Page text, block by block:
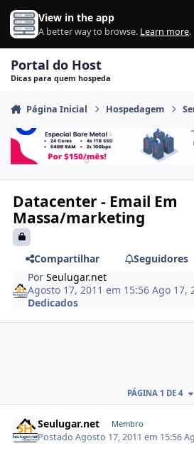
Ir para conteúdo
View in the app
A better way to browse. Learn more.
Portal do Host
Dicas para quem hospeda
Página Inicial Hospedagem
Datacenter - Email Em
Massa/marketing
Compartilhar
Seguidores
PorSeulugar.net
Agosto 17, 2011 em 15:56Ago 17,
Dedicados
PÁGINA 1 DE 4
Seulugar.net Membro
PostadoAgosto 17, 2011 em 15:56